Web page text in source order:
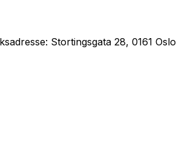
Stortingsgata 28, 0161 Oslo